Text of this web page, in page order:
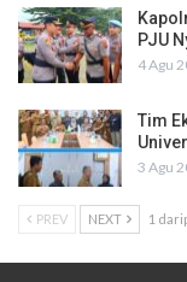
PJU
4 Agu
Tim
3 Agu
PREV NEXT 1